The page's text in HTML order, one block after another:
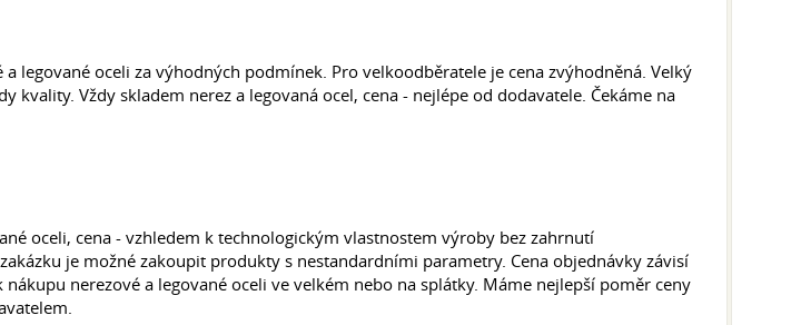
legované oceli za výhodných podmínek. Pro velkoodběratele je cena zvýhodněná. Velký
Vždy skladem nerez a legovaná ocel, cena - nejlépe od dodavatele. Čekáme na
oceli, cena - vzhledem k technologickým vlastnostem výroby bez zahrnutí
je možné zakoupit produkty s nestandardními parametry. Cena objednávky závisí
nerezové a legované oceli ve velkém nebo na splátky. Máme nejlepší poměr ceny